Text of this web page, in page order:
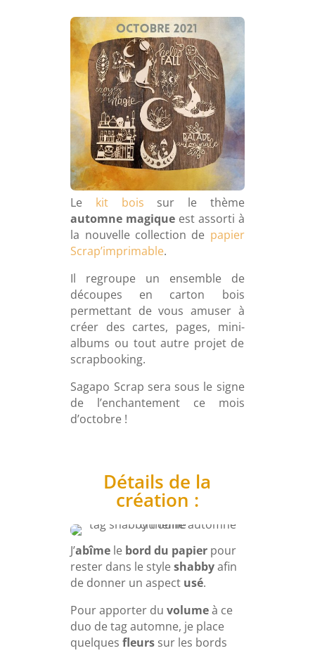
Le kit bois sur le thème
automne magique est assorti à
la nouvelle collection de papier
Scrap’imprimable.
Il regroupe un ensemble de
découpes en carton bois
permettant de vous amuser à
créer des cartes, pages, mini-
albums ou tout autre projet de
scrapbooking.
Sagapo Scrap sera sous le signe
de l’enchantement ce mois
d’octobre !
Détails de la
création :
J’abîme le bord du papier pour
rester dans le styleshabbyafin
de donner un aspect usé.
Pour apporter duvolumeà ce
duo de tag automne, je place
quelquesfleurs sur les bords